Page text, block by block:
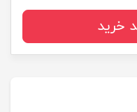
خرید